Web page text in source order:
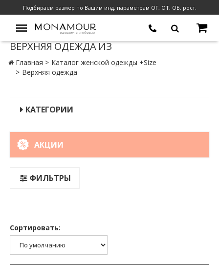
Подбираем размер по Вашим инд. параметрам ОГ, ОТ, ОБ, рост.
ВЕРХНЯЯ ОДЕЖДА ИЗ
Главная
Каталог женской одежды +Size
Верхняя одежда
КАТЕГОРИИ
АКЦИИ
ФИЛЬТРЫ
Сортировать: